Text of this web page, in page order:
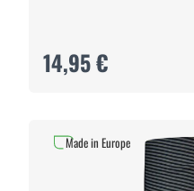
14,95 €
Made in Europe